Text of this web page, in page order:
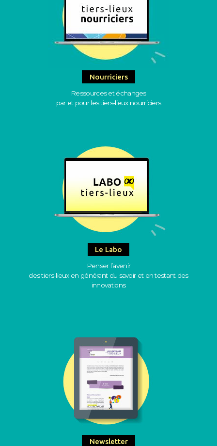
Nourriciers
Ressources et échanges
par et pour les tiers-lieux nourriciers
Le Labo
Penser l’avenir
des tiers-lieux en générant du savoir et en testant des
innovations
Newsletter